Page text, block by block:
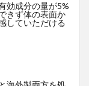
効成分の量が5%
きず体の表面か
していただける